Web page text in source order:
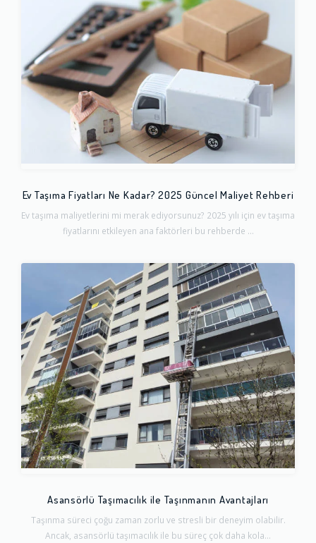
Ev Taşıma Fiyatları Ne Kadar? 2025 Güncel Maliyet Rehberi
Ev taşıma maliyetlerini mi merak ediyorsunuz? 2025 yılı için ev taşıma
fiyatlarını etkileyen ana faktörleri bu rehberde ...
Asansörlü Taşımacılık ile Taşınmanın Avantajları
Taşınma süreci çoğu zaman zorlu ve stresli bir deneyim olabilir.
Ancak, asansörlü taşımacılık ile bu süreç çok daha kola...